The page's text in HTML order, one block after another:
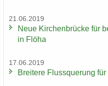
21.06.2019
Neue Kir­chen­brü­cke für
in Flöha
17.06.2019
Brei­te­re Fluss­que­rung